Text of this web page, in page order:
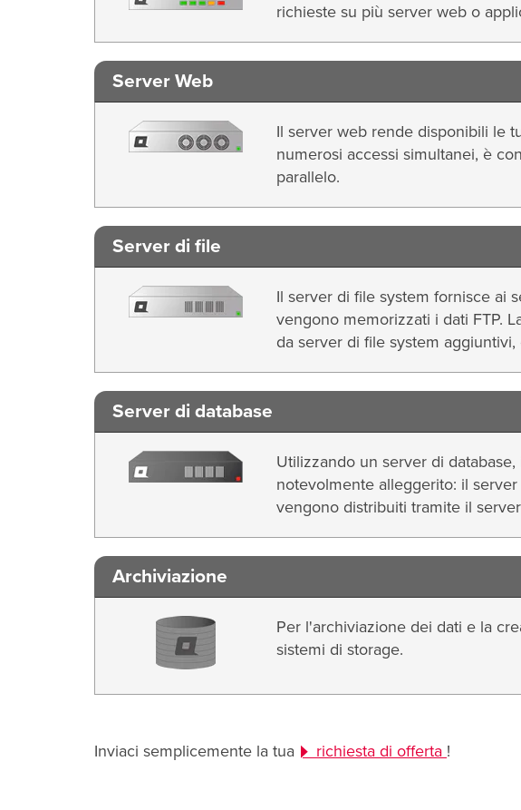
richieste su più server web o
Server Web
Il server web rende disponibili le
numerosi accessi simultanei, è
parallelo.
Server di file
Il server di file system fornisce ai
vengono memorizzati i dati FTP.
da server di file system
Server di database
Utilizzando un server di
notevolmente alleggerito: il
vengono distribuiti tramite il
Archiviazione
Per l'archiviazione dei dati e la
sistemi di storage.
Inviaci semplicemente la tua richiesta di offerta !